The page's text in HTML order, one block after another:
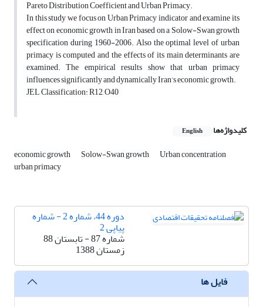
Pareto Distribution Coefficient and Urban Primacy.
In this study we focus on Urban Primacy indicator and examine its
effect on economic growth in Iran based on a Solow-Swan growth
specification during 1960-2006. Also the optimal level of urban
primacy is computed and the effects of its main determinants are
examined. The empirical results show that urban primacy
influences significantly and dynamically Iran’s economic growth.
JEL Classification: R12, O40
کلیدواژه‌ها English
economic growth Solow-Swan growth Urban concentration
urban primacy
دوره 44، شماره 2 - شماره
پیاپی 2
شماره 87 - تابستان 88
زمستان 1388
فایل ها